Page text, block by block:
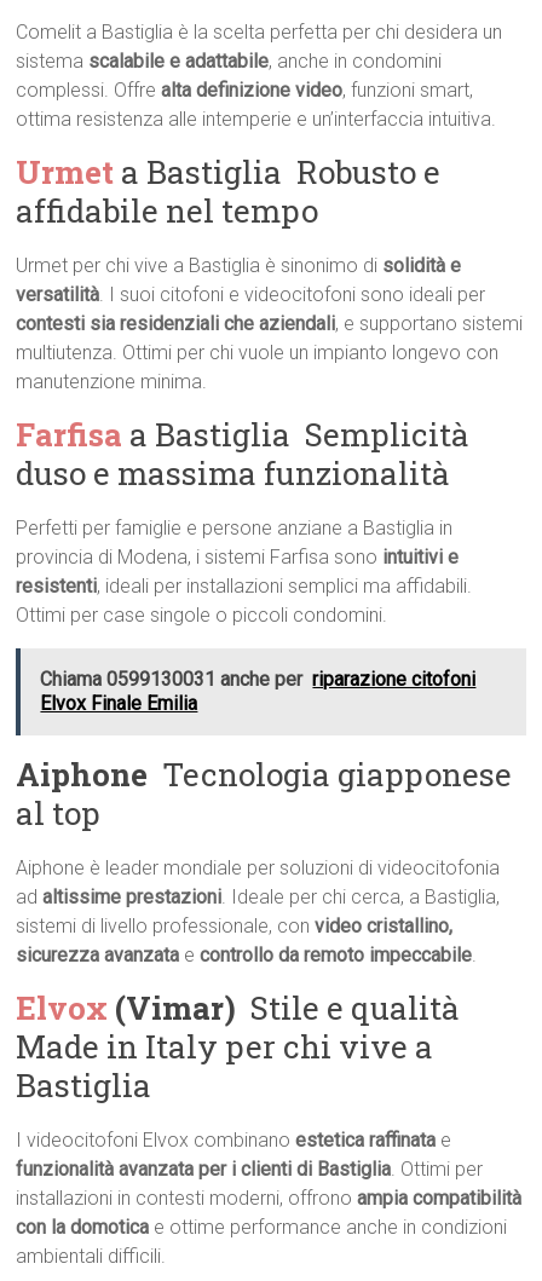
Comelit a Bastiglia è la scelta perfetta per chi desidera un
sistema scalabile e adattabile, anche in condomini
complessi. Offrealta definizione video, funzioni smart,
ottima resistenza alle intemperie e un’interfaccia intuitiva.
Urmet a Bastiglia  Robusto e
affidabile nel tempo
Urmet per chi vive a Bastiglia è sinonimo di solidità e
versatilità. I suoi citofoni e videocitofoni sono ideali per
contesti sia residenziali che aziendali, e supportano sistemi
multiutenza. Ottimi per chi vuole un impianto longevo con
manutenzione minima.
Farfisa a Bastiglia  Semplicità
duso e massima funzionalità
Perfetti per famiglie e persone anziane a Bastiglia in
provincia di Modena, i sistemi Farfisa sono intuitivi e
resistenti, ideali per installazioni semplici ma affidabili.
Ottimi per case singole o piccoli condomini.
Chiama 0599130031 anche per riparazione citofoni
Elvox Finale Emilia
Aiphone  Tecnologia giapponese
al top
Aiphone è leader mondiale per soluzioni di videocitofonia
adaltissime prestazioni. Ideale per chi cerca, a Bastiglia,
sistemi di livello professionale, convideo cristallino,
sicurezza avanzata econtrollo da remoto impeccabile.
Elvox (Vimar)  Stile e qualità
Made in Italy per chi vive a
Bastiglia
I videocitofoni Elvox combinanoestetica raffinata e
funzionalità avanzata per i clienti di Bastiglia. Ottimi per
installazioni in contesti moderni, offronoampia compatibilità
con la domotica e ottime performance anche in condizioni
ambientali difficili.